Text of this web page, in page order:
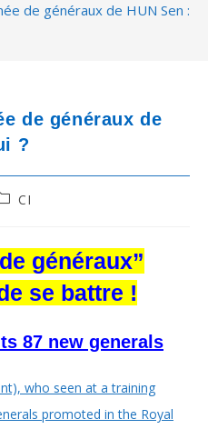
de généraux de HUN Sen :
de généraux de
?
CI
généraux”
se battre !
87 new generals